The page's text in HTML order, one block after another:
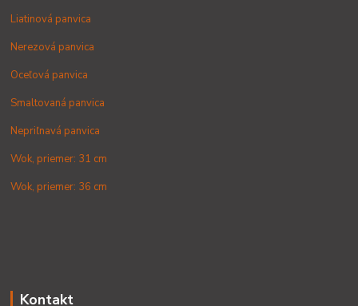
Liatinová panvica
Nerezová panvica
Oceľová panvica
Smaltovaná panvica
Nepriľnavá panvica
Wok, priemer: 31 cm
Wok, priemer: 36 cm
Kontakt